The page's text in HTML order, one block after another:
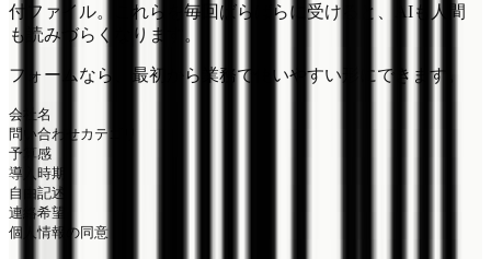
付ファイル。これらを毎回ばらばらに受けると、AIも人間
も読みづらくなります。
フォームなら、最初から業務で使いやすい形にできます。
会社名
問い合わせカテゴリ
予算感
導入時期
自由記述
連絡希望